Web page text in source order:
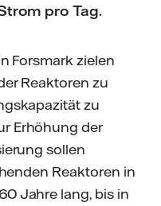
pro Tag.
Forsmark zielen
Reaktoren zu
zu
Erhöhung der
sollen
Reaktoren in
Jahre lang, bis in